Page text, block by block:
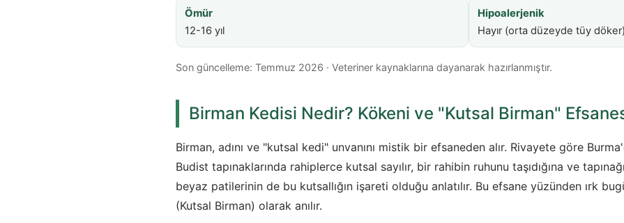
Ömür
12-16 yıl
Hipoalerjenik
Hayır (orta düzeyde tüy döker)
Son güncelleme: Temmuz 2026 · Veteriner kaynaklarına dayanarak hazırlanmıştır.
Birman Kedisi Nedir? Kökeni ve "Kutsal Birman"
Birman, adını ve "kutsal kedi" unvanını mistik bir efsaneden alır. Rivayete göre
Budist tapınaklarında rahiplerce kutsal sayılır, bir rahibin ruhunu taşıdığına ve
beyaz patilerinin de bu kutsallığın işareti olduğu anlatılır. Bu efsane yüzünden ırk
(Kutsal Birman) olarak anılır.